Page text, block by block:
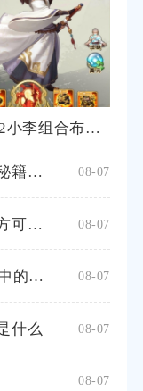
大掌门2小李组合布阵的战力如何
想了解疯狂动物园神秘动物的秘籍攻略吗 08-07
少年三国志零名将录在哪个地方可以找到 08-07
怎样应对卧虎藏龙手游五毒pk中的各种挑战 08-07
什么 08-07
08-07